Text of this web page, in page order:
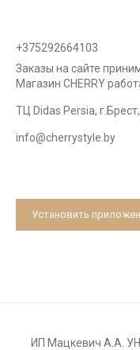
+375292664103
Заказы на сайте
Магазин CHERRY
ТЦ Didas Persia,
info@cherrystyle.by
Установить
ИП Мацкевич А.А.